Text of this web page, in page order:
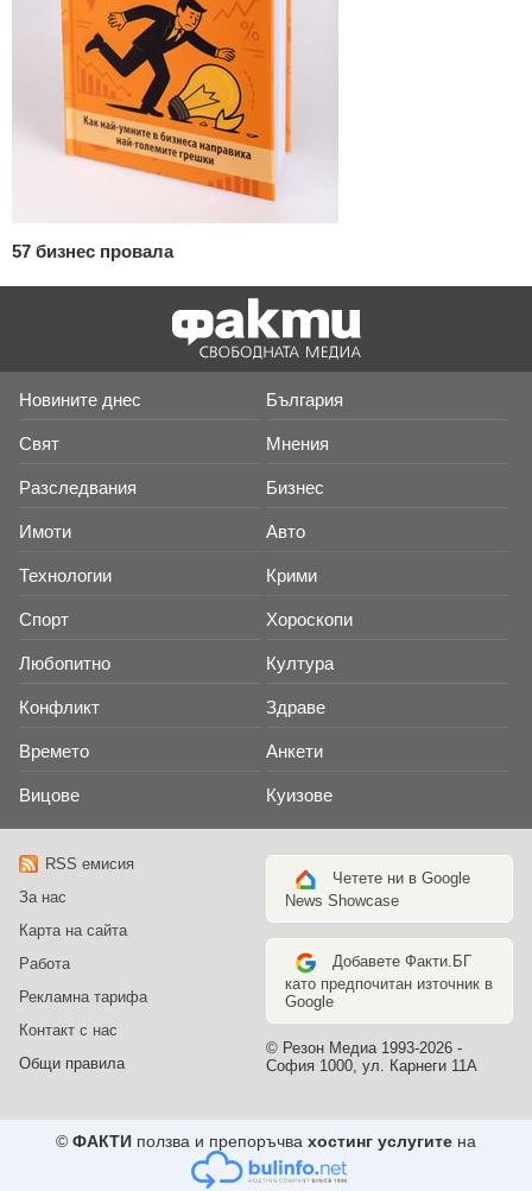
57 бизнес провала
Новините днес България
Свят Мнения
Разследвания Бизнес
Имоти Авто
Технологии Крими
Спорт Хороскопи
Любопитно Култура
Конфликт Здраве
Времето Анкети
Вицове Куизове
RSS емисия
За нас
Карта на сайта
Работа
Рекламна тарифа
Контакт с нас
Общи правила
Четете ни в Google
News Showcase
Добавете Факти.БГ
като предпочитан източник в
Google
© Резон Медиа 1993-2026 -
София 1000, ул. Карнеги 11А
© ФАКТИ ползва и препоръчва хостинг услугите на